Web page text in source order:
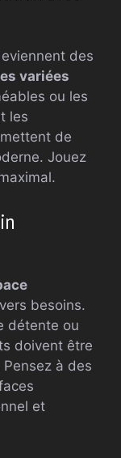
des
variées
ou les
les
de
Jouez
besoins.
détente ou
doivent être
à des
et